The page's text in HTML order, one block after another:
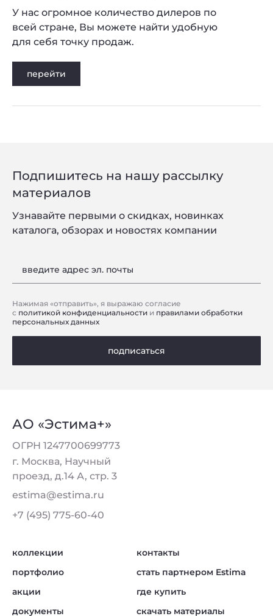
перейти
У нас огромное количество дилеров по
всей стране, Вы можете найти удобную
для себя точку продаж.
Подпишитесь на нашу рассылку
материалов
Узнавайте первыми о скидках, новинках
каталога, обзорах и новостях компании
введите адрес эл. почты
Нажимая «отправить», я выражаю согласие
с политикой конфиденциальности и правилами обработки
персональных данных
подписаться
АО «Эстима+»
ОГРН 1247700699773
г. Москва, Научный
проезд, д.14 А, стр. 3
estima@estima.ru
+7 (495) 775-60-40
коллекции
портфолио
акции
документы
контакты
стать партнером Estima
где купить
скачать материалы